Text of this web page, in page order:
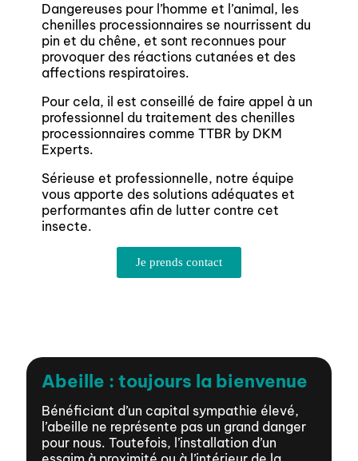
Dangereuses pour l’homme et l’animal, les
chenilles processionnaires se nourrissent du
pin et du chêne, et sont reconnues pour
provoquer des réactions cutanées et des
affections respiratoires.
Pour cela, il est conseillé de faire appel à un
professionnel du traitement des chenilles
processionnaires comme TTBR by DKM
Experts.
Sérieuse et professionnelle, notre équipe
vous apporte des solutions adéquates et
performantes afin de lutter contre cet
insecte.
Je prends contact
Abeille : toujours la bienvenue​
Bénéficiant d’un capital sympathie élevé,
l’abeille ne représente pas un grand danger
pour nous. Toutefois, l’installation d’un